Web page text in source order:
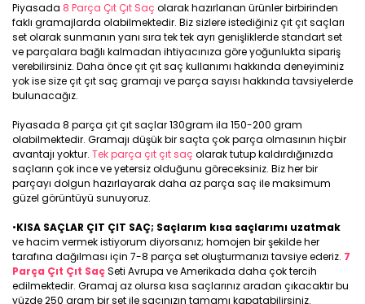
Piyasada 8 Parça Çıt Çıt Saç olarak hazırlanan ürünler birbirinden
faklı gramajlarda olabilmektedir. Biz sizlere istediğiniz çıt çıt saçları
set olarak sunmanın yanı sıra tek tek ayrı genişliklerde standart set
ve parçalara bağlı kalmadan ihtiyacınıza göre yoğunlukta sipariş
verebilirsiniz. Daha önce çıt çıt saç kullanımı hakkında deneyiminiz
yok ise size çıt çıt saç gramajı ve parça sayısı hakkında tavsiyelerde
bulunacağız.
Piyasada 8 parça çıt çıt saçlar 130gram ila 150-200 gram
olabilmektedir. Gramajı düşük bir saçta çok parça olmasının hiçbir
avantajı yoktur. Tek parça çıt çıt saç olarak tutup kaldırdığınızda
saçların çok ince ve yetersiz olduğunu göreceksiniz. Biz her bir
parçayı dolgun hazırlayarak daha az parça saç ile maksimum
güzel görüntüyü sunuyoruz.
•KISA SAÇLAR ÇIT ÇIT SAÇ; Saçlarım kısa saçlarımı uzatmak
ve hacim vermek istiyorum diyorsanız; homojen bir şekilde her
tarafına dağılması için 7-8 parça set oluşturmanızı tavsiye ederiz. 7
Parça Çıt Çıt SaçSeti Avrupa ve Amerikada daha çok tercih
edilmektedir. Gramaj az olursa kısa saçlarınız aradan çıkacaktır bu
yüzde 250 gram bir set ile saçınızın tamamı kapatabilirsiniz.